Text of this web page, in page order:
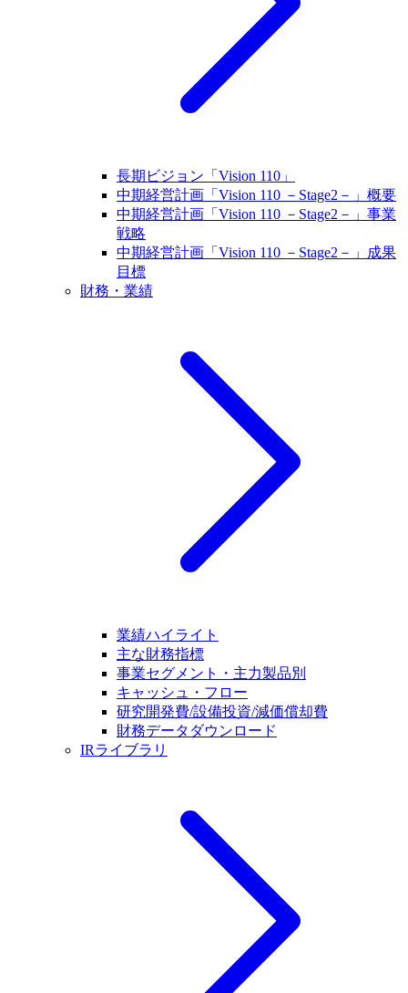
長期ビジョン「Vision 110」
中期経営計画「Vision 110 －Stage2－」概要
中期経営計画「Vision 110 －Stage2－」事業
戦略
中期経営計画「Vision 110 －Stage2－」成果
目標
財務・業績
業績ハイライト
主な財務指標
事業セグメント・主力製品別
キャッシュ・フロー
研究開発費/設備投資/減価償却費
財務データダウンロード
IRライブラリ